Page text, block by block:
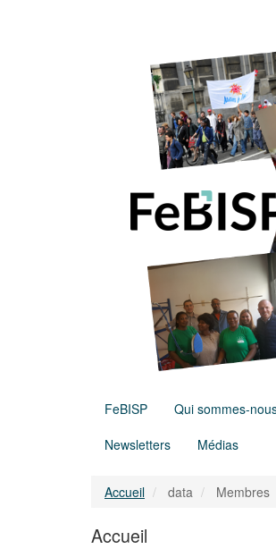
FeBISP Qui sommes-
Newsletters
Médias
Accueil data Membres
Accueil